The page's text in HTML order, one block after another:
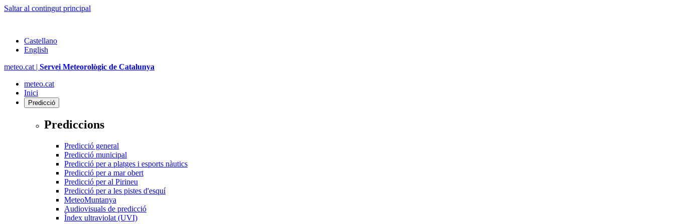
Saltar al contingut principal
Castellano
English
meteo.cat | Servei Meteorològic de Catalunya
meteo.cat
Inici
Predicció
Prediccions
Predicció general
Predicció municipal
Predicció per a platges i esports nàutics
Predicció per a mar obert
Predicció per al Pirineu
Predicció per a les pistes d'esquí
MeteoMuntanya
Audiovisuals de predicció
Índex ultraviolat (UVI)